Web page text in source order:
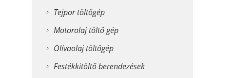
Tejpor töltőgép
Motorolaj töltő gép
Olívaolaj töltőgép
Festékkitöltő berendezések